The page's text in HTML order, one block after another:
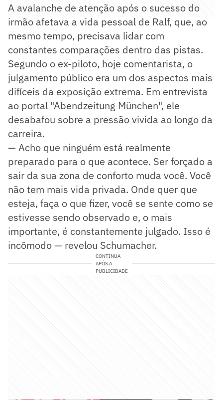
A avalanche de atenção após o sucesso do
irmão afetava a vida pessoal de Ralf, que, ao
mesmo tempo, precisava lidar com
constantes comparações dentro das pistas.
Segundo o ex-piloto, hoje comentarista, o
julgamento público era um dos aspectos mais
difíceis da exposição extrema. Em entrevista
ao portal "Abendzeitung München", ele
desabafou sobre a pressão vivida ao longo da
carreira.
— Acho que ninguém está realmente
preparado para o que acontece. Ser forçado a
sair da sua zona de conforto muda você. Você
não tem mais vida privada. Onde quer que
esteja, faça o que fizer, você se sente como se
estivesse sendo observado e, o mais
importante, é constantemente julgado. Isso é
incômodo — revelou Schumacher.
CONTINUA
APÓS A
PUBLICIDADE